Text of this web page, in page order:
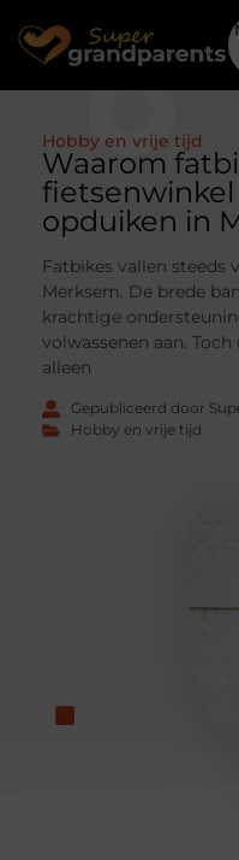
Hobby en vrije tijd
Waarom
fietsenwinkel
opduiken in
Fatbikes vallen steeds
Merksem. De brede
krachtige
volwassenen aan.
alleen
Gepubliceerd door
Hobby en vrije tijd